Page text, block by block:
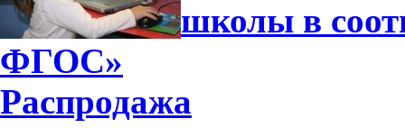
школы в
ФГОС»
Распродажа